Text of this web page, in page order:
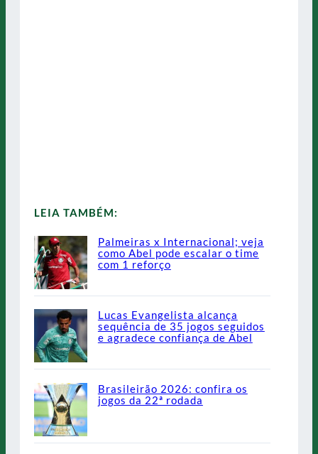
LEIA TAMBÉM:
Palmeiras x Internacional; veja
como Abel pode escalar o time
com 1 reforço
Lucas Evangelista alcança
sequência de 35 jogos seguidos
e agradece confiança de Abel
Brasileirão 2026: confira os
jogos da 22ª rodada